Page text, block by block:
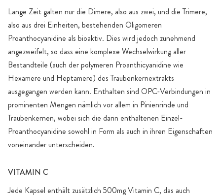
Lange Zeit galten nur die Dimere, also aus zwei, und die Trimere,
also aus drei Einheiten, bestehenden Oligomeren
Proanthocyanidine als bioaktiv. Dies wird jedoch zunehmend
angezweifelt, so dass eine komplexe Wechselwirkung aller
Bestandteile (auch der polymeren Proanthicyanidine wie
Hexamere und Heptamere) des Traubenkernextrakts
ausgegangen werden kann. Enthalten sind OPC-Verbindungen in
prominenten Mengen nämlich vor allem in Pinienrinde und
Traubenkernen, wobei sich die darin enthaltenen Einzel-
Proanthocyanidine sowohl in Form als auch in ihren Eigenschaften
voneinander unterscheiden.
VITAMIN C
Jede Kapsel enthält zusätzlich 500mg Vitamin C, das auch